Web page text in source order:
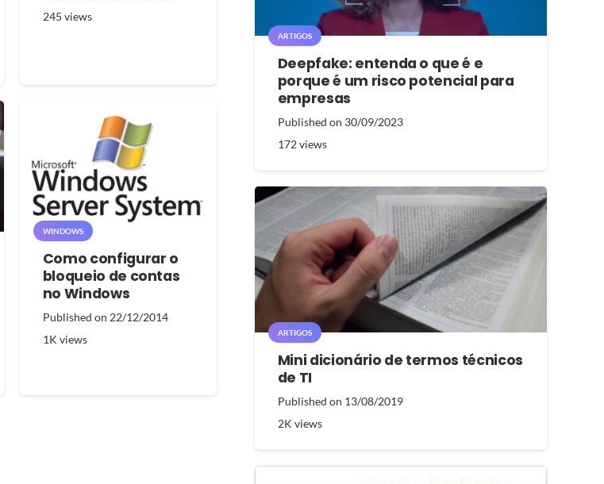
245 views
WINDOWS
Como configurar o
bloqueio de contas
no Windows
Published on 22/12/2014
1K views
ARTIGOS
Deepfake: entenda o que é e
porque é um risco potencial para
empresas
Published on 30/09/2023
172views
ARTIGOS
Mini dicionário de termos técnicos
de TI
Published on 13/08/2019
2K views